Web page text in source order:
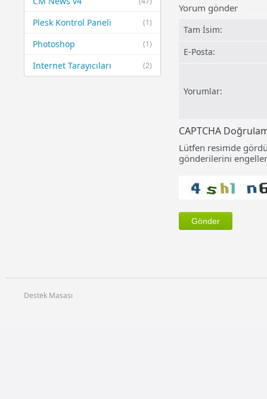
(1)
Plesk Kontrol Paneli
(1)
Photoshop
(2)
Internet Tarayıcıları
Yorum gönder
Tam İsim:
E-Posta:
Yorumlar:
CAPTCHA
Lütfen resimde
gönderilerini
Destek Masası